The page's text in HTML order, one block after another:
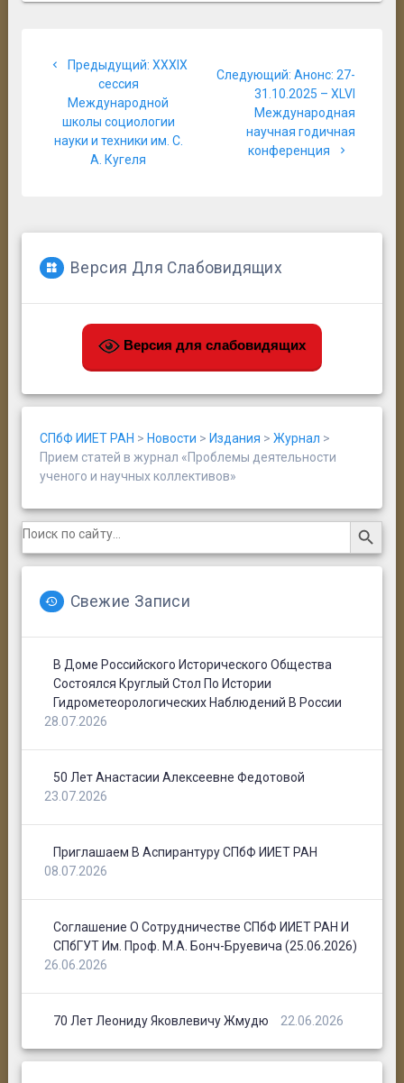
записям
Предыдущий: Предыдущая
XXXIX
сессия
Международной
школы социологии
науки и техники им. С.
А. Кугеля
Следующий: Следующая
запись:
Анонс: 27-
31.10.2025 – XLVI
Международная
научная годичная
конференция
Версия Для Слабовидящих
Версия для слабовидящих
СПбФ ИИЕТ РАН > Новости > Издания > Журнал >
Прием статей в журнал «Проблемы деятельности
ученого и научных коллективов»
Search
for:
Search Button
Свежие Записи
В Доме Российского Исторического Общества
Состоялся Круглый Стол По Истории
Гидрометеорологических Наблюдений В России
28.07.2026
50 Лет Анастасии Алексеевне Федотовой
23.07.2026
Приглашаем В Аспирантуру СПбФ ИИЕТ РАН
08.07.2026
Соглашение О Сотрудничестве СПбФ ИИЕТ РАН И
СПбГУТ Им. Проф. М.А. Бонч-Бруевича (25.06.2026)
26.06.2026
70 Лет Леониду Яковлевичу Жмудю 22.06.2026